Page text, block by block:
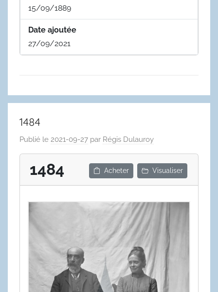
15/09/1889
Date ajoutée
27/09/2021
1484
Publié le 2021-09-27 par Régis Dulauroy
1484 Acheter Visualiser